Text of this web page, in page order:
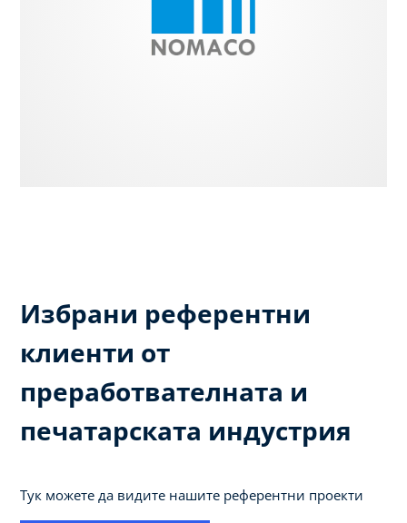
Избрани референтни
клиенти от
преработвателната и
печатарската индустрия
Тук можете да видите нашите референтни проекти